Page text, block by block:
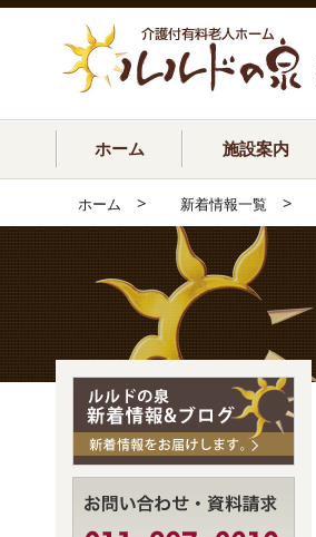
ホーム 施設案内
ホーム > 新着情報一覧 >